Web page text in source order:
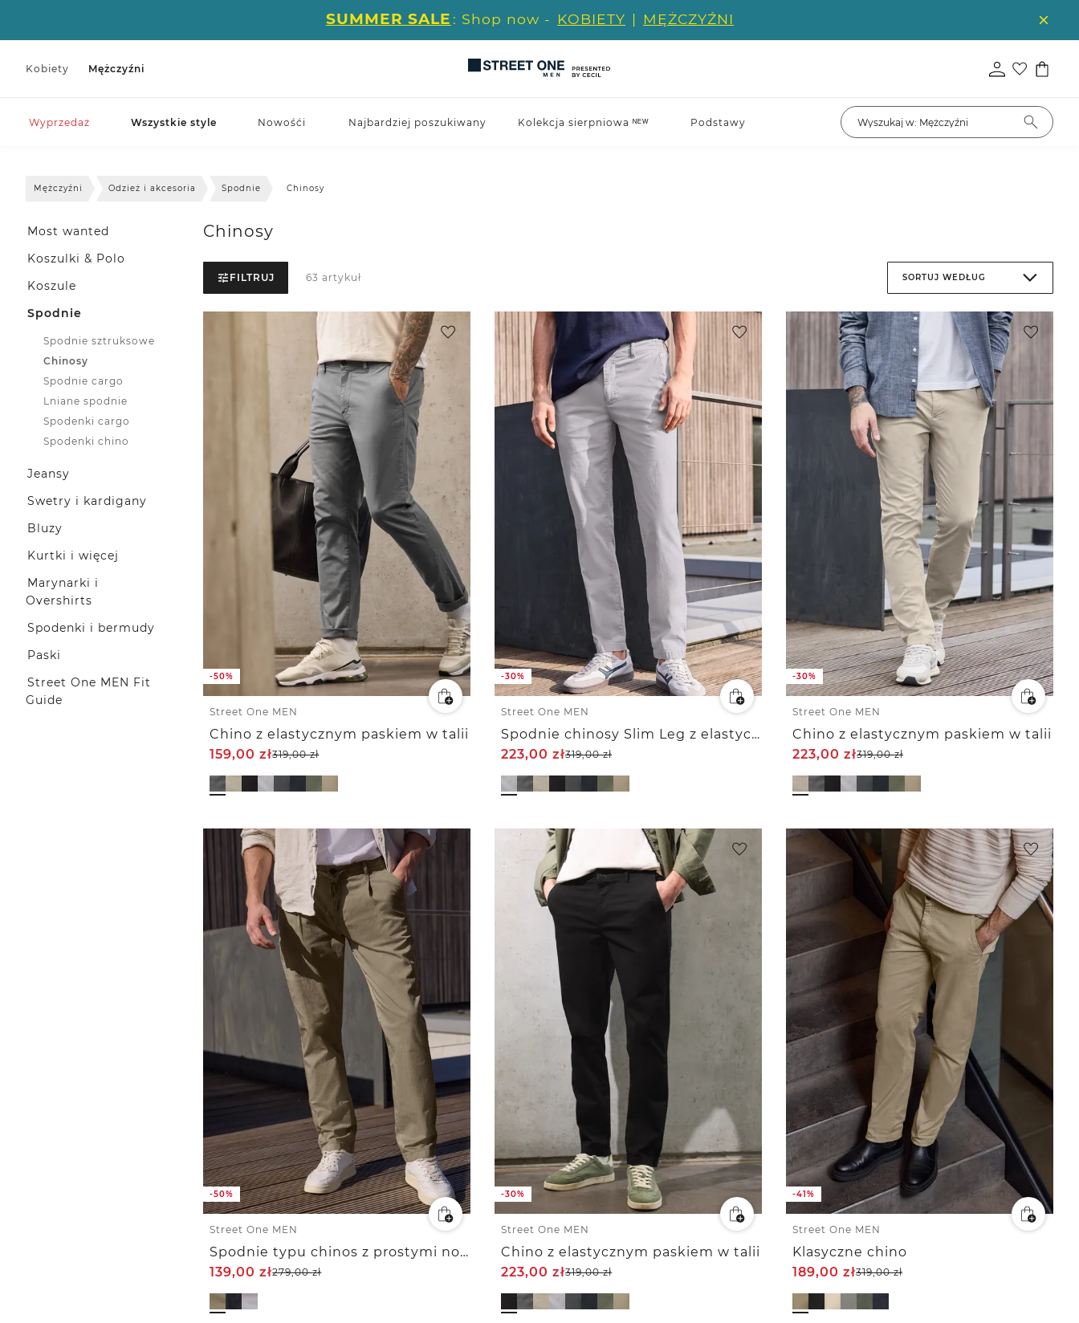
SUMMER SALE : Shop now - KOBIETY | MĘŻCZYŹNI
Kobiety Mężczyźni
Wyprzedaż Wszystkie style Nowośći Najbardziej poszukiwany Kolekcja sierpniowa ᴺᴱᵂ Podstawy
Mężczyźni Odzież i akcesoria Spodnie Chinosy
Most wanted
Koszulki & Polo
Koszule
Spodnie
Spodnie sztruksowe
Chinosy
Spodnie cargo
Lniane spodnie
Spodenki cargo
Spodenki chino
Jeansy
Swetry i kardigany
Bluzy
Kurtki i więcej
Marynarki i
Overshirts
Spodenki i bermudy
Paski
Street One MEN Fit
Guide
Chinosy
FILTRUJ 63 artykuł SORTUJ WEDŁUG
-50%
Street One MEN
Chino z elastycznym paskiem w talii
159,00zł319,00zł
-30%
Street One MEN
Spodnie chinosy Slim Leg z elastycznym paskiem w talii
223,00zł319,00zł
-30%
Street One MEN
Chino z elastycznym paskiem w talii
223,00zł319,00zł
-50%
Street One MEN
Spodnie typu chinos z prostymi nogawkami z lekkiego materiał
139,00zł279,00zł
-30%
Street One MEN
Chino z elastycznym paskiem w talii
223,00zł319,00zł
-41%
Street One MEN
Klasyczne chino
189,00zł319,00zł